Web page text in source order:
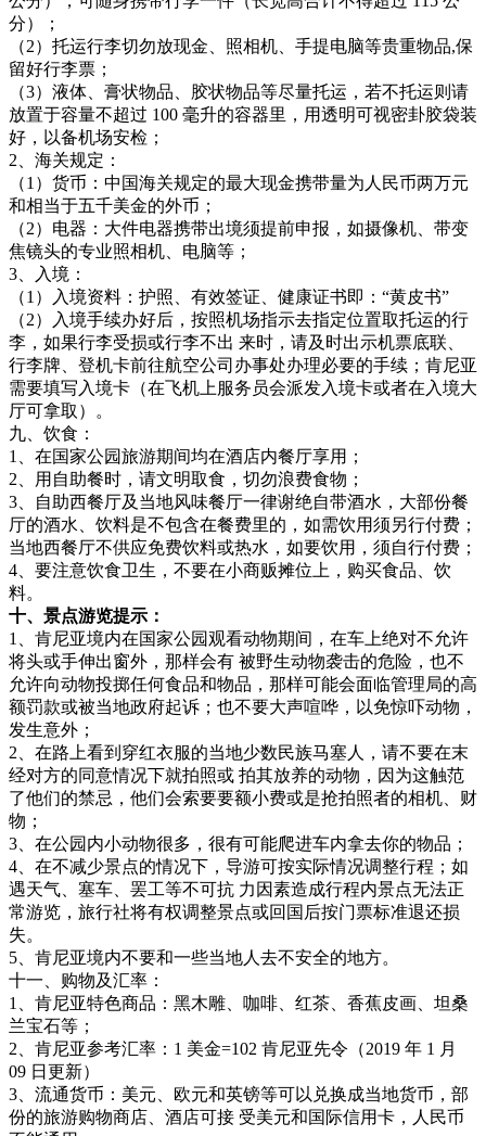
分）；
（2）托运行李切勿放现金、照相机、手提电脑等贵重物品,保
留好行李票；
（3）液体、膏状物品、胶状物品等尽量托运，若不托运则请
放置于容量不超过 100 毫升的容器里，用透明可视密卦胶袋装
好，以备机场安检；
2、海关规定：
（1）货币：中国海关规定的最大现金携带量为人民币两万元
和相当于五千美金的外币；
（2）电器：大件电器携带出境须提前申报，如摄像机、带变
焦镜头的专业照相机、电脑等；
3、入境：
（1）入境资料：护照、有效签证、健康证书即：“黄皮书”
（2）入境手续办好后，按照机场指示去指定位置取托运的行
李，如果行李受损或行李不出 来时，请及时出示机票底联、
行李牌、登机卡前往航空公司办事处办理必要的手续；肯尼亚
需要填写入境卡（在飞机上服务员会派发入境卡或者在入境大
厅可拿取）。
九、饮食：
1、在国家公园旅游期间均在酒店内餐厅享用；
2、用自助餐时，请文明取食，切勿浪费食物；
3、自助西餐厅及当地风味餐厅一律谢绝自带酒水，大部份餐
厅的酒水、饮料是不包含在餐费里的，如需饮用须另行付费；
当地西餐厅不供应免费饮料或热水，如要饮用，须自行付费；
4、要注意饮食卫生，不要在小商贩摊位上，购买食品、饮
料。
十、景点游览提示：
1、肯尼亚境内在国家公园观看动物期间，在车上绝对不允许
将头或手伸出窗外，那样会有 被野生动物袭击的危险，也不
允许向动物投掷任何食品和物品，那样可能会面临管理局的高
额罚款或被当地政府起诉；也不要大声喧哗，以免惊吓动物，
发生意外；
2、在路上看到穿红衣服的当地少数民族马塞人，请不要在末
经对方的同意情况下就拍照或 拍其放养的动物，因为这触范
了他们的禁忌，他们会索要要额小费或是抢拍照者的相机、财
物；
3、在公园内小动物很多，很有可能爬进车内拿去你的物品；
4、在不减少景点的情况下，导游可按实际情况调整行程；如
遇天气、塞车、罢工等不可抗 力因素造成行程内景点无法正
常游览，旅行社将有权调整景点或回国后按门票标准退还损
失。
5、肯尼亚境内不要和一些当地人去不安全的地方。
十一、购物及汇率：
1、肯尼亚特色商品：黑木雕、咖啡、红茶、香蕉皮画、坦桑
兰宝石等；
2、肯尼亚参考汇率：1 美金=102 肯尼亚先令（2019 年 1 月
09 日更新）
3、流通货币：美元、欧元和英镑等可以兑换成当地货币，部
份的旅游购物商店、酒店可接 受美元和国际信用卡，人民币